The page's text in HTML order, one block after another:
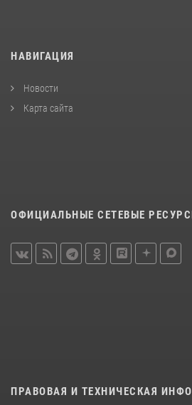
НАВИГАЦИЯ
Новости
Карта сайта
ОФИЦИАЛЬНЫЕ СЕТЕВЫЕ
ПРАВОВАЯ И ТЕХНИЧЕСКАЯ